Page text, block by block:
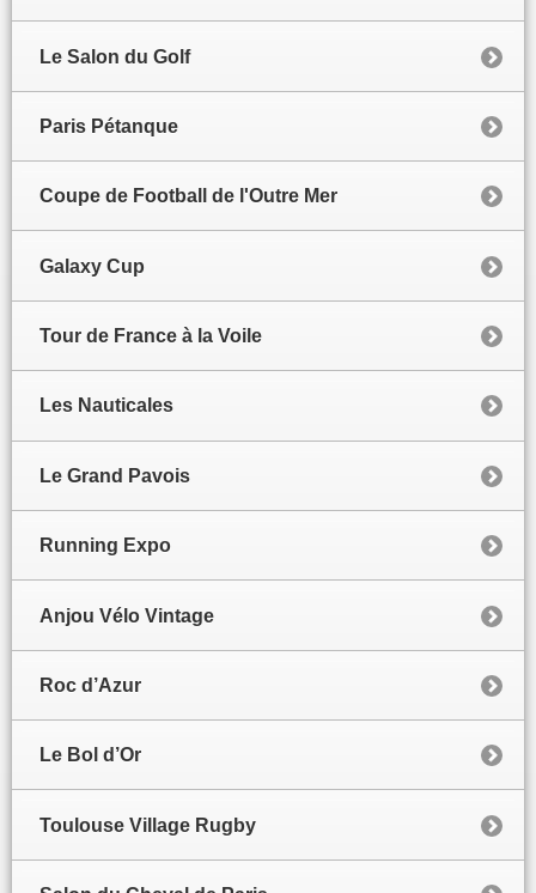
Le Salon du Golf
Paris Pétanque
Coupe de Football de l'Outre Mer
Galaxy Cup
Tour de France à la Voile
Les Nauticales
Le Grand Pavois
Running Expo
Anjou Vélo Vintage
Roc d’Azur
Le Bol d’Or
Toulouse Village Rugby